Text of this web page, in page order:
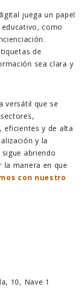
juega un papel
como
de
sea clara y
versátil que se
eficientes y de alta
y la
abriendo
la manera en que
con nuestro
10, Nave 1